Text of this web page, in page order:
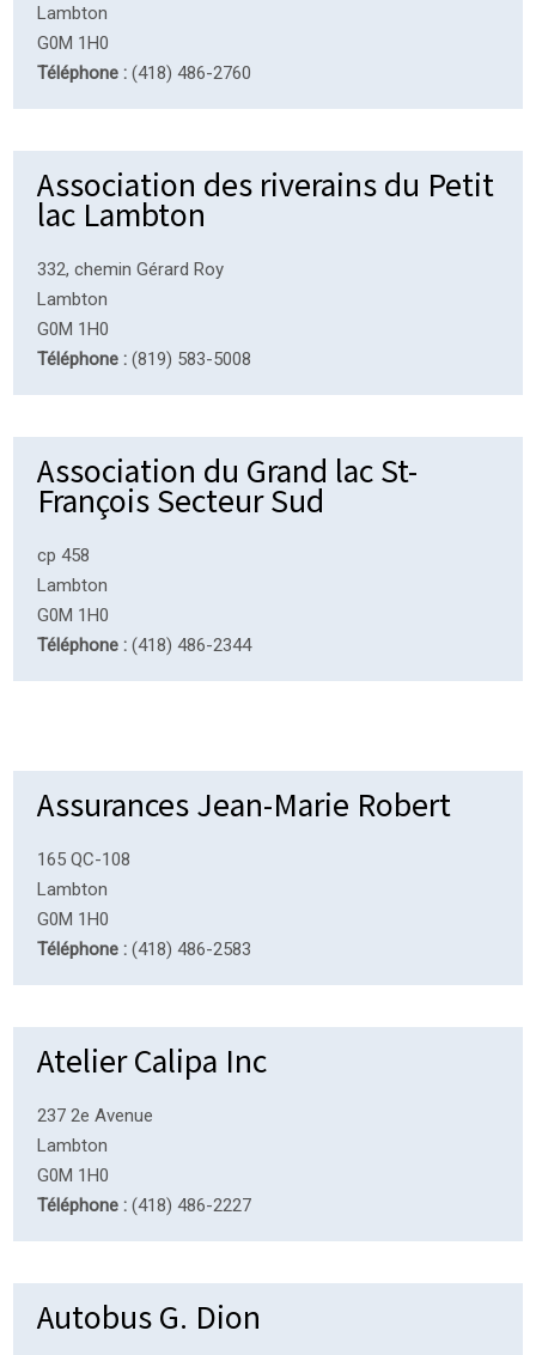
Lambton
G0M 1H0
Téléphone : (418) 486-2760
Association des riverains du Petit
lac Lambton
332, chemin Gérard Roy
Lambton
G0M 1H0
Téléphone : (819) 583-5008
Association du Grand lac St-
François Secteur Sud
cp 458
Lambton
G0M 1H0
Téléphone : (418) 486-2344
Assurances Jean-Marie Robert
165 QC-108
Lambton
G0M 1H0
Téléphone : (418) 486-2583
Atelier Calipa Inc
237 2e Avenue
Lambton
G0M 1H0
Téléphone : (418) 486-2227
Autobus G. Dion